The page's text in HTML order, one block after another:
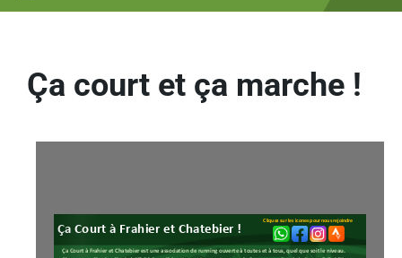
Ça court et ça marche !